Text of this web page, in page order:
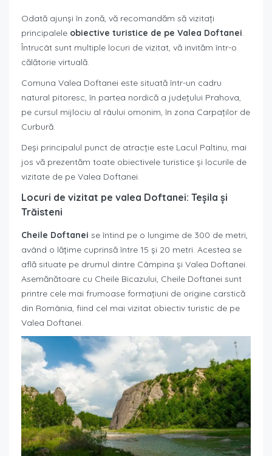
Odată ajunși în zonă, vă recomandăm să vizitați
principalele obiective turistice de pe Valea Doftanei.
Întrucât sunt multiple locuri de vizitat, vă invităm într-o
călătorie virtuală.
Comuna Valea Doftanei este situată într-un cadru
natural pitoresc, în partea nordică a județului Prahova,
pe cursul mijlociu al râului omonim, în zona Carpaților de
Curbură.
Deși principalul punct de atracție este Lacul Paltinu, mai
jos vă prezentăm toate obiectivele turistice și locurile de
vizitate de pe Valea Doftanei.
Locuri de vizitat pe valea Doftanei: Teșila și
Trăisteni
Cheile Doftanei se întind pe o lungime de 300 de metri,
având o lățime cuprinsă între 15 și 20 metri. Acestea se
află situate pe drumul dintre Câmpina și Valea Doftanei.
Asemănătoare cu Cheile Bicazului, Cheile Doftanei sunt
printre cele mai frumoase formațiuni de origine carstică
din România, fiind cel mai vizitat obiectiv turistic de pe
Valea Doftanei.